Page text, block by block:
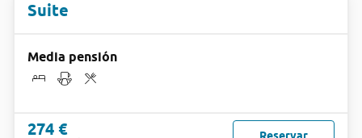
Suite
Media pensión
274 €